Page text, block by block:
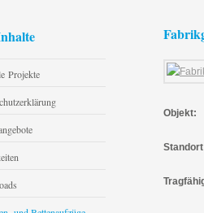
Projekte
Objekt: